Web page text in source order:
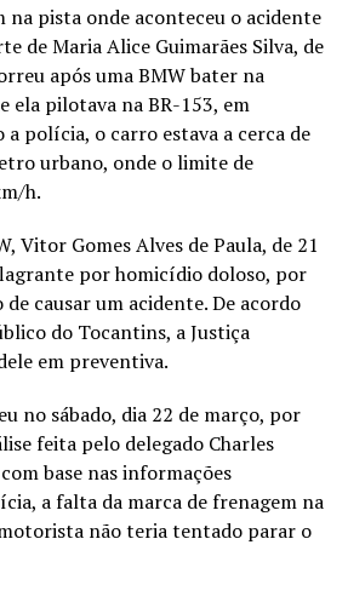
na pista onde aconteceu o acidente
de Maria Alice Guimarães Silva, de
após uma BMW bater na
ela pilotava na BR-153, em
a polícia, o carro estava a cerca de
urbano, onde o limite de
h.
Vitor Gomes Alves de Paula, de 21
por homicídio doloso, por
causar um acidente. De acordo
do Tocantins, a Justiça
em preventiva.
no sábado, dia 22 de março, por
feita pelo delegado Charles
base nas informações
a falta da marca de frenagem na
não teria tentado parar o